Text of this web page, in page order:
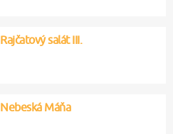
Rajčatový salát III.
Nebeská Máňa